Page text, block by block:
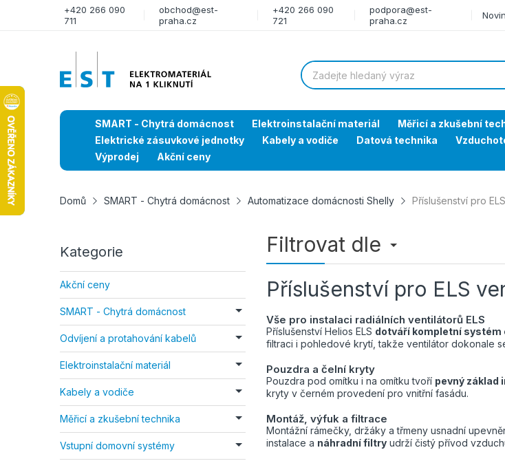
+420 266 090
711
obchod@est-
praha.cz
+420 266 090
721
podpora@est-
praha.cz
SMART - Chytrá domácnost Elektroinstalační materiál Měřicí a zkušební
Elektrické zásuvkové jednotky
Kabely a vodiče Datová technika
Výprodej
Akční ceny
Domů SMART - Chytrá domácnost Automatizace domácnosti Shelly Příslušenství pro
Kategorie
Akční ceny
SMART - Chytrá domácnost
Odvíjení a protahování kabelů
Elektroinstalační materiál
Kabely a vodiče
Měřicí a zkušební technika
Vstupní domovní systémy
Filtrovat dle
Příslušenství pro ELS
Vše pro instalaci radiálních ventilátorů ELS
Příslušenství Helios ELS dotváří kompletní systém
filtraci i pohledové krytí, takže ventilátor dokonale
Pouzdra a čelní kryty
Pouzdra pod omítku i na omítku tvoří pevný základ
kryty v černém provedení pro vnitřní fasádu.
Montáž, výfuk a filtrace
Montážní rámečky, držáky a třmeny usnadní
instalace a náhradní filtry udrží čistý přívod